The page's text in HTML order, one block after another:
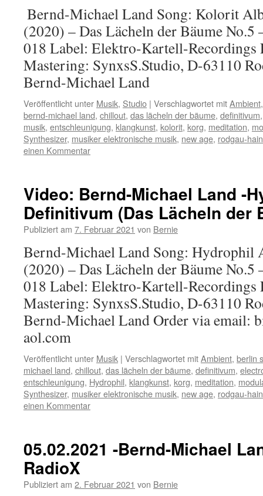
Bernd-Michael Land Song: Kolorit
(2020) – Das Lächeln der Bäume
018 Label: Elektro-Kartell-
Mastering: SynxsS.Studio, D-63110
Bernd-Michael Land
Veröffentlicht unter Musik, Studio | Verschlagwortet mitAmbient
bernd-michael land, chillout, das lächeln der bäume, definitivum
musik, entschleunigung, klangkunst, kolorit, korg, meditation,
Synthesizer, musiker elektronische musik, new age, rodgau-
einen Kommentar
Video: Bernd-Michael Land -
Definitivum (Das Lächeln der
Publiziert am 7. Februar 2021 von Bernie
Bernd-Michael Land Song: Hydrophil
(2020) – Das Lächeln der Bäume
018 Label: Elektro-Kartell-
Mastering: SynxsS.Studio, D-63110
Bernd-Michael Land Order via email:
aol.com
Veröffentlicht unter Musik | Verschlagwortet mitAmbient, berlin
michael land, chillout, das lächeln der bäume, definitivum,
entschleunigung, Hydrophil, klangkunst, korg, meditation,
Synthesizer, musiker elektronische musik, new age, rodgau-
einen Kommentar
05.02.2021 -Bernd-Michael
RadioX
Publiziert am 2. Februar 2021 von Bernie